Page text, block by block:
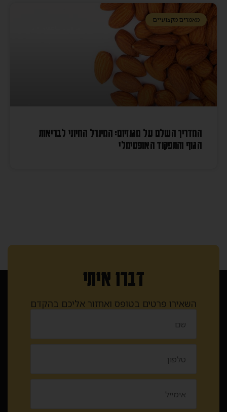
מאמרים מקצועיים
המדריך השלם על מגנזיום: המינרל החיוני לבריאות
הגוף והתפקוד האופטימלי
דברו איתי
השאירו פרטים בטופס ואחזור אליכם בהקדם